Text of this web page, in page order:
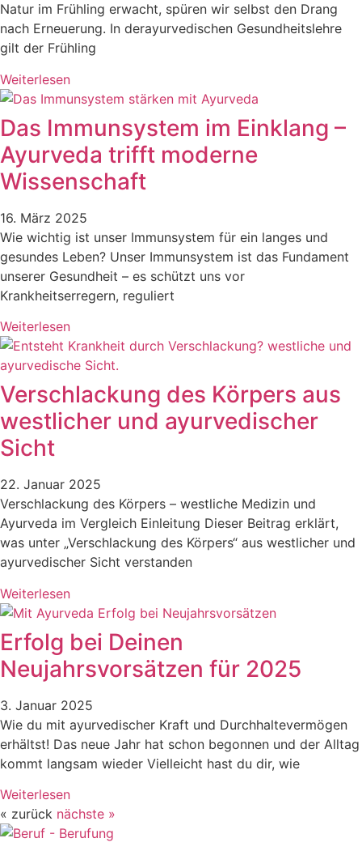
Natur im Frühling erwacht, spüren wir selbst den Drang
nach Erneuerung. In derayurvedischen Gesundheitslehre
gilt der Frühling
Weiterlesen
Das Immunsystem im Einklang –
Ayurveda trifft moderne
Wissenschaft
16. März 2025
Wie wichtig ist unser Immunsystem für ein langes und
gesundes Leben? Unser Immunsystem ist das Fundament
unserer Gesundheit – es schützt uns vor
Krankheitserregern, reguliert
Weiterlesen
Verschlackung des Körpers aus
westlicher und ayurvedischer
Sicht
22. Januar 2025
Verschlackung des Körpers – westliche Medizin und
Ayurveda im Vergleich Einleitung Dieser Beitrag erklärt,
was unter „Verschlackung des Körpers“ aus westlicher und
ayurvedischer Sicht verstanden
Weiterlesen
Erfolg bei Deinen
Neujahrsvorsätzen für 2025
3. Januar 2025
Wie du mit ayurvedischer Kraft und Durchhaltevermögen
erhältst! Das neue Jahr hat schon begonnen und der Alltag
kommt langsam wieder Vielleicht hast du dir, wie
Weiterlesen
« zurück nächste »